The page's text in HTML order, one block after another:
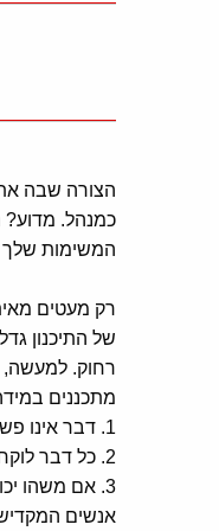
הצורה שבה
כמנהל. מדוע?
המשימות שלך
רק מעטים
של התיכנון
רחוק. למעשה,
מתכננים
1. דבר אינו פשוט כפי שהוא נראה.
2. כל דבר לוקח יותר זמן ממה שהוא צריך.
3. אם משהו יכול להשתבש, הוא ישתבש.
אנשים